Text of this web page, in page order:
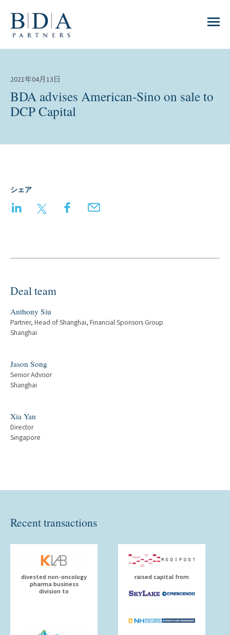
2021年04月13日
BDA advises American-Sino on sale to
DCP Capital
シェア
LinkedIn Twitter FacebookEmail
Deal team
Anthony Siu
Partner, Head of Shanghai, Financial Sponsors Group
Shanghai
Jason Song
Senior Advisor
Shanghai
Xia Yan
Director
Singapore
Recent transactions
divested non-oncology
pharma business
division to
raised capital from